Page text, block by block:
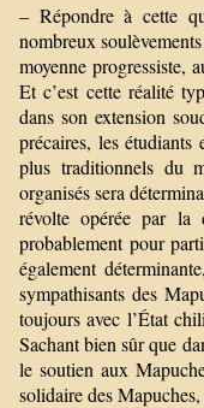
– Répondre à cette
nombreux
moyenne progressiste,
Et c’est cette réalité
dans son extension
précaires, les
plus traditionnels du
organisés sera
révolte opérée par la
probablement pour
également
sympathisants des
toujours avec l’État
Sachant bien sûr que
le soutien aux
solidaire des